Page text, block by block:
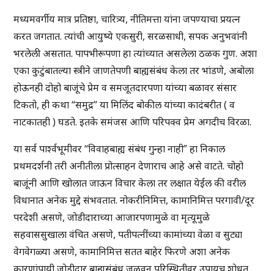
मध्यमवर्गीय मात्र प्रतिष्ठा, चारित्र्य, नीतिमत्ता यांना जपण्याचा प्रयत्न
करत जगतात. त्यांची आयुष्ये एकसुरी, सरळसाधी, सपक अनुभवांनी
भरलेली असतात. पापभीरूपणा हा त्यांच्यात असलेला ठळक गुण. अशा
एका कुटुंबातल्या स्त्रीने जाणतेपणी बाह्यसंबंध केला तर भांडणे, अबोला
होऊनही दोहो बाजूंचे प्रेम व समजूतदारपणा यांच्या बळावर संसार
टिकतो, ही कथा “समुद्र” या मिलिंद बोकील यांच्या कादंबरीत ( व
नाटकातही ) घडते. इतके समंजस आणि परिपक्व प्रेम अगदीच विरळा.
या सर्व पार्श्वभूमीवर “विवाहबाह्य संबंध गुन्हा नाही” हा निकाल
प्रथमदर्शनी तरी अनीतीला प्रोत्साहन देणाराच आहे असे वाटते. चोहो
बाजूंनी आणि खोलात जाऊन विचार केला तर लक्षात येईल की वरील
विधानात अनेक मुद्दे संभवतात. नोकरीनिमित्त, कामानिमित्त परगावी/दूर
परदेशी असणे, जोडीदाराच्या आजारपणामुळे वा मृत्यूमुळे
सहवाससुखाला वंचित असणे, पतीपत्नींच्या कामांच्या वेळा व सुट्या
वेगवेगळ्या असणे, कामानिमित्त सतत बाहेर फिरणे अशा अनेक